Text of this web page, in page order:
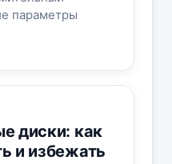
параметры
диски: как
и избежать